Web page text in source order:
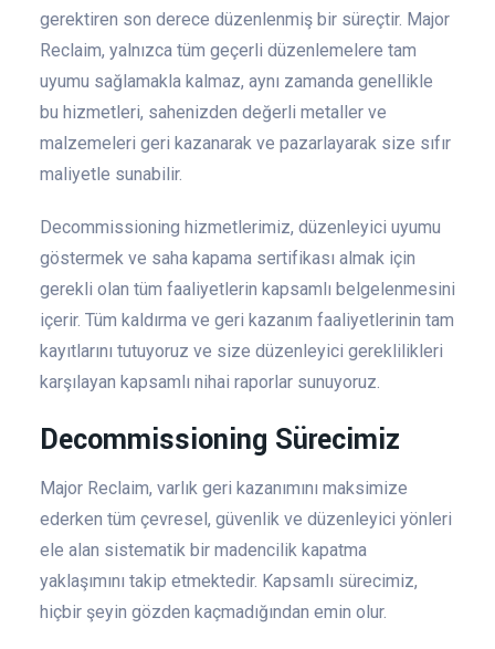
gerektiren son derece düzenlenmiş bir süreçtir. Major
Reclaim, yalnızca tüm geçerli düzenlemelere tam
uyumu sağlamakla kalmaz, aynı zamanda genellikle
bu hizmetleri, sahenizden değerli metaller ve
malzemeleri geri kazanarak ve pazarlayarak size sıfır
maliyetle sunabilir.
Decommissioning hizmetlerimiz, düzenleyici uyumu
göstermek ve saha kapama sertifikası almak için
gerekli olan tüm faaliyetlerin kapsamlı belgelenmesini
içerir. Tüm kaldırma ve geri kazanım faaliyetlerinin tam
kayıtlarını tutuyoruz ve size düzenleyici gereklilikleri
karşılayan kapsamlı nihai raporlar sunuyoruz.
Decommissioning Sürecimiz
Major Reclaim, varlık geri kazanımını maksimize
ederken tüm çevresel, güvenlik ve düzenleyici yönleri
ele alan sistematik bir madencilik kapatma
yaklaşımını takip etmektedir. Kapsamlı sürecimiz,
hiçbir şeyin gözden kaçmadığından emin olur.